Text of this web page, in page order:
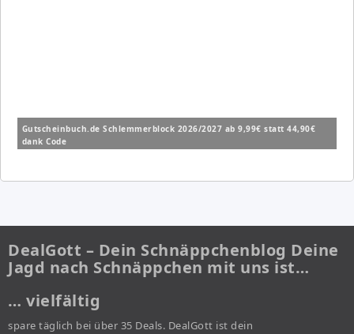
Gutscheinbuch.de Schlemmerblock 2026/2027 ab 9,99€ statt 44,90€
dank Code
DealGott – Dein Schnäppchenblog Deine
Jagd nach Schnäppchen mit uns ist…
… vielfältig
spare täglich bei über 35 Deals. DealGott ist dein